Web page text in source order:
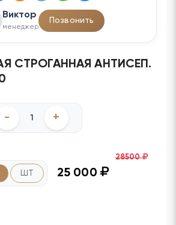
Виктор
менеджер
Позвонить
СТРОГАННАЯ АНТИСЕП.
ШТ 25 000
28500
- +